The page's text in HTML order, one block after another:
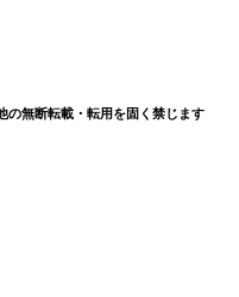
の無断転載・転用を固く禁じます